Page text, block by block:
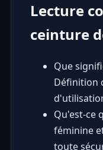
Lecture
ceinture
Que
Définition
Qu'est-ce
féminine
toute